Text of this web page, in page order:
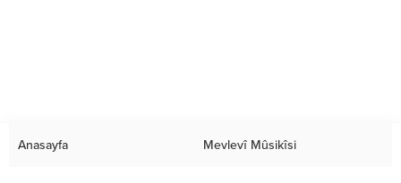
Anasayfa Mevlevî Mûsikîsi